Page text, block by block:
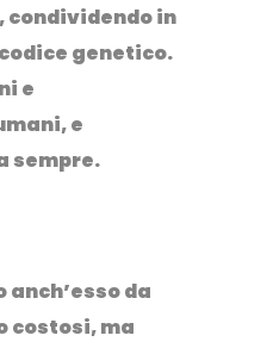
condividendo in
genetico.
e
e
sempre.
anch’esso da
costosi, ma